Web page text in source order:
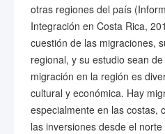
otras regiones del país
Integración en Costa Rica,
cuestión de las migraciones,
regional, y su estudio sean
migración en la región es
cultural y económica. Hay
especialmente en las costas,
las inversiones desde el